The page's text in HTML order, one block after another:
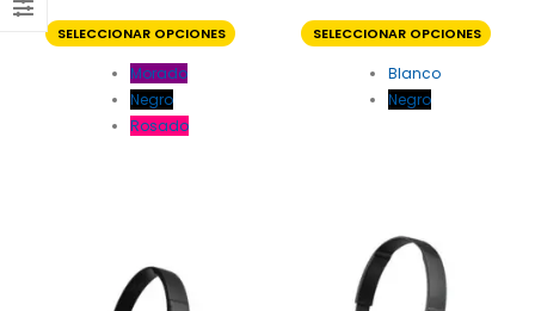
SELECCIONAR OPCIONES
Morado
Negro
Rosado
SELECCIONAR OPCIONES
Blanco
Negro